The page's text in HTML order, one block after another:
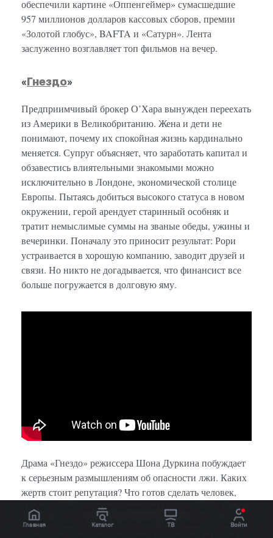
обеспечили картине «Оппенгеймер» сумасшедшие
957 миллионов долларов кассовых сборов, премии
«Золотой глобус», BAFTA и «Сатурн». Лента
заслуженно возглавляет топ фильмов на вечер.
« Гнездо»
Предприимчивый брокер О’Хара вынужден переехать
из Америки в Великобританию. Жена и дети не
понимают, почему их спокойная жизнь кардинально
меняется. Супруг объясняет, что заработать капитал и
обзавестись влиятельными знакомыми можно
исключительно в Лондоне, экономической столице
Европы. Пытаясь добиться высокого статуса в новом
окружении, герой арендует старинный особняк и
тратит немыслимые суммы на званые обеды, ужины и
вечеринки. Поначалу это приносит результат: Рори
устраивается в хорошую компанию, заводит друзей и
связи. Но никто не догадывается, что финансист все
больше погружается в долговую яму.
Драма «Гнездо» режиссера Шона Дуркина побуждает
к серьезным размышлениям об опасности лжи. Каких
жертв стоит репутация? Что готов сделать человек,
чтобы не прослыть неудачником? Голливудский
любимец Джуд Лоу убедительно воплощает на экране
Главная Каталог ТВ Войти